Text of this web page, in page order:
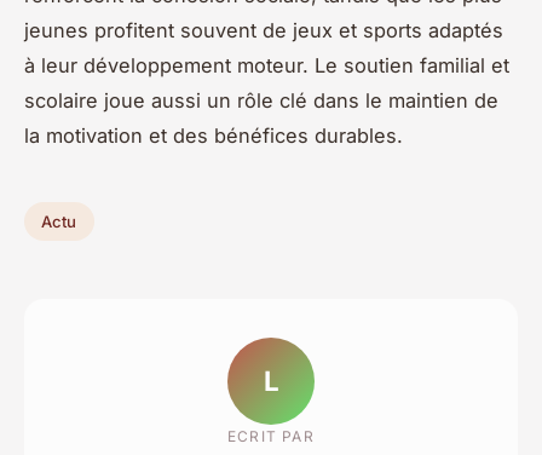
jeunes profitent souvent de jeux et sports adaptés
à leur développement moteur. Le soutien familial et
scolaire joue aussi un rôle clé dans le maintien de
la motivation et des bénéfices durables.
Actu
L
ECRIT PAR